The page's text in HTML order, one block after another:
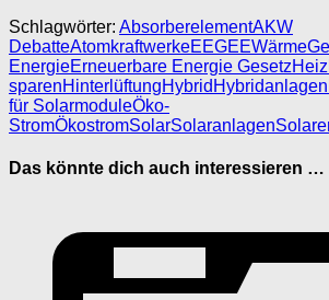
Schlagwörter: AbsorberelementAKW
DebatteAtomkraftwerkeEEGEEWärmeG
EnergieErneuerbare Energie Gesetz
sparenHinterlüftungHybrid Hybridanlagen
für SolarmoduleÖko-
StromÖkostromSolarSolaranlagen
Das könnte dich auch interessieren …